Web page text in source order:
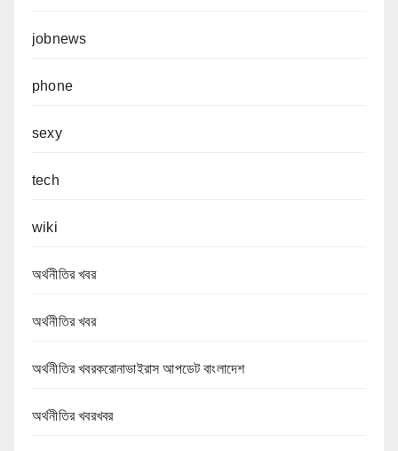
jobnews
phone
sexy
tech
wiki
অর্থনীতির খবর
অর্থনীতির খবর
অর্থনীতির খবরকরোনাভাইরাস আপডেট বাংলাদেশ
অর্থনীতির খবরখবর